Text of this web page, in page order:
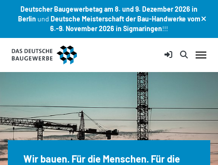
Deutscher Baugewerbetag am 8. und 9. Dezember 2026 in
Berlin und Deutsche Meisterschaft der Bau-Handwerke vom
6.-9. November 2026 in Sigmaringen!!!
Zum Hauptinhalt springen
Wir bauen. Für die Menschen. Für die